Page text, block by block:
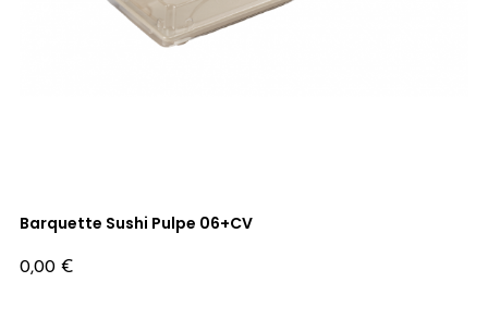
Barquette Sushi Pulpe 06+CV
Prix
0,00 €